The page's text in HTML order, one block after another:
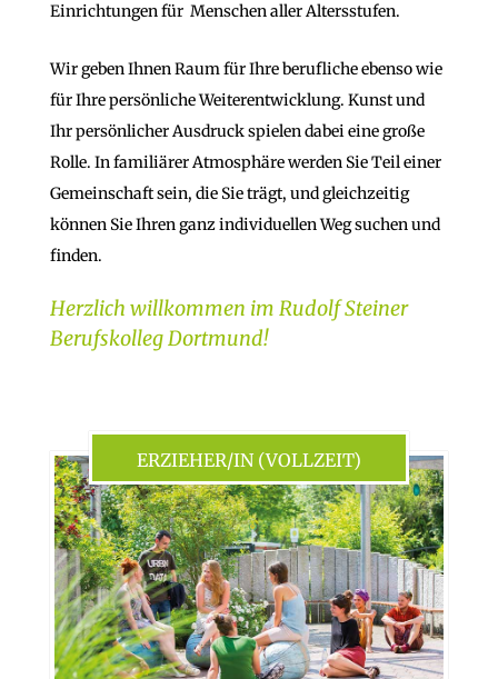
Einrichtungen für Menschen aller Altersstufen.
Wir geben Ihnen Raum für Ihre berufliche ebenso wie
für Ihre persönliche Weiterentwicklung. Kunst und
Ihr persönlicher Ausdruck spielen dabei eine große
Rolle. In familiärer Atmosphäre werden Sie Teil einer
Gemeinschaft sein, die Sie trägt, und gleichzeitig
können Sie Ihren ganz individuellen Weg suchen und
finden.
Herzlich willkommen im Rudolf Steiner
Berufskolleg Dortmund!
ERZIEHER/IN (VOLLZEIT)